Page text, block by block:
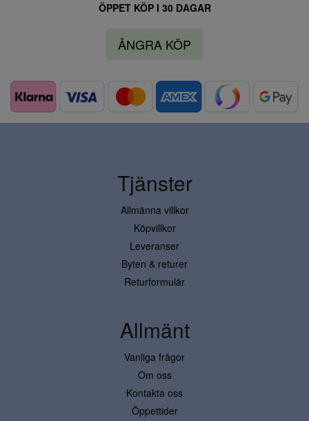
ÖPPET KÖP I 30 DAGAR
ÅNGRA KÖP
Tjänster
Allmänna villkor
Köpvillkor
Leveranser
Byten & returer
Returformulär
Allmänt
Vanliga frågor
Om oss
Kontakta oss
Öppettider